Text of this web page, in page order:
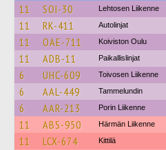
11 SOI-30 Lehtosen Liikenne
11 RK-411 Autolinjat
11 OAE-711 Koiviston Oulu
11 ADB-11 Paikallislinjat
6 UHC-609 Toivosen Liikenne
6 AAL-449 Tammelundin
6 AAR-213 Porin Liikenne
11 ABS-950 Härmän Liikenne
11 LCX-674 Kittilä